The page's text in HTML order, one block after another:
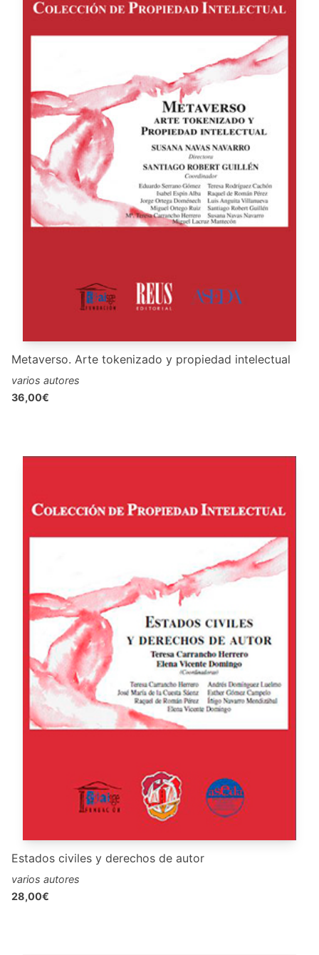
Metaverso. Arte tokenizado y propiedad intelectual
varios autores
36,00€
Estados civiles y derechos de autor
varios autores
28,00€